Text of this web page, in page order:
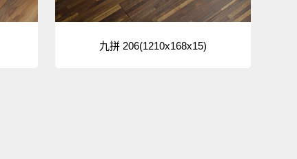
九拼 206(1210x168x15)